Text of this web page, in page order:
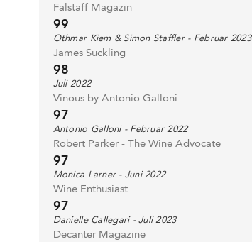
Falstaff Magazin
99
Othmar Kiem & Simon Staffler - Februar 2023
James Suckling
98
Juli 2022
Vinous by Antonio Galloni
97
Antonio Galloni - Februar 2022
Robert Parker - The Wine Advocate
97
Monica Larner - Juni 2022
Wine Enthusiast
97
Danielle Callegari - Juli 2023
Decanter Magazine